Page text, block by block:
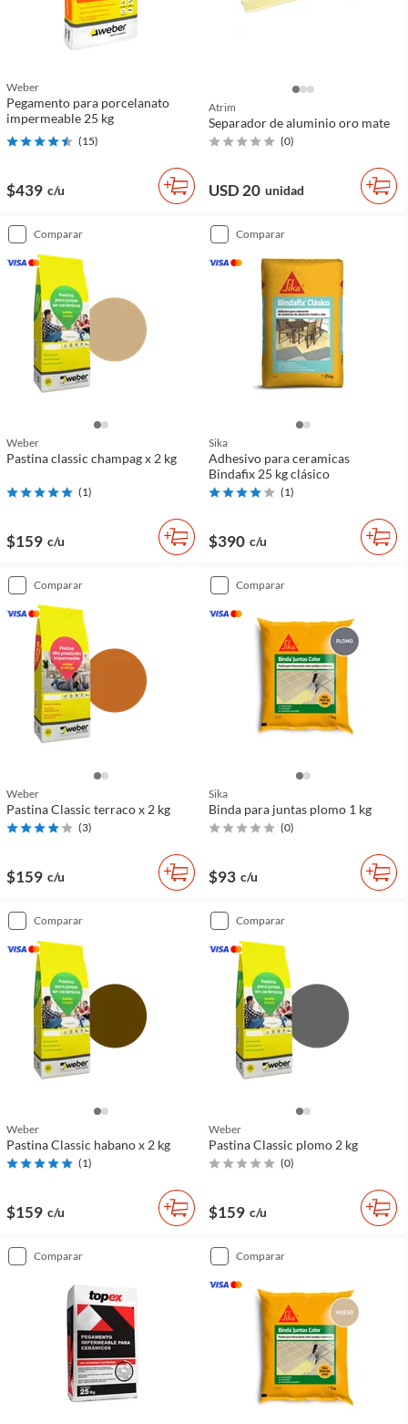
Weber
Pegamento para porcelanato
impermeable 25 kg
(15)
$439 c/u
Atrim
Separador de aluminio oro mate
(0)
USD 20 unidad
comparar
Weber
Pastina classic champag x 2 kg
(1)
$159 c/u
comparar
Sika
Adhesivo para ceramicas
Bindafix 25 kg clásico
(1)
$390 c/u
comparar
Weber
Pastina Classic terraco x 2 kg
(3)
$159 c/u
comparar
Sika
Binda para juntas plomo 1 kg
(0)
$93 c/u
comparar
Weber
Pastina Classic habano x 2 kg
(1)
$159 c/u
comparar
Weber
Pastina Classic plomo 2 kg
(0)
$159 c/u
comparar comparar